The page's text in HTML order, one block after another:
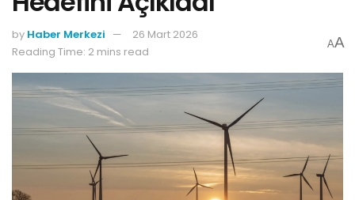
by Haber Merkezi
26 Mart 2026
Reading Time: 2 mins read
AA